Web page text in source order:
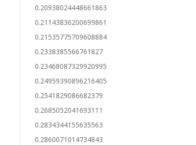
0.20938024448661863
0.21143836200699861
0.21535775709608884
0.2338385566761827
0.23468087329920995
0.24959390896216405
0.2541829086682379
0.2685052041693111
0.2834344155635563
0.2860071014734843